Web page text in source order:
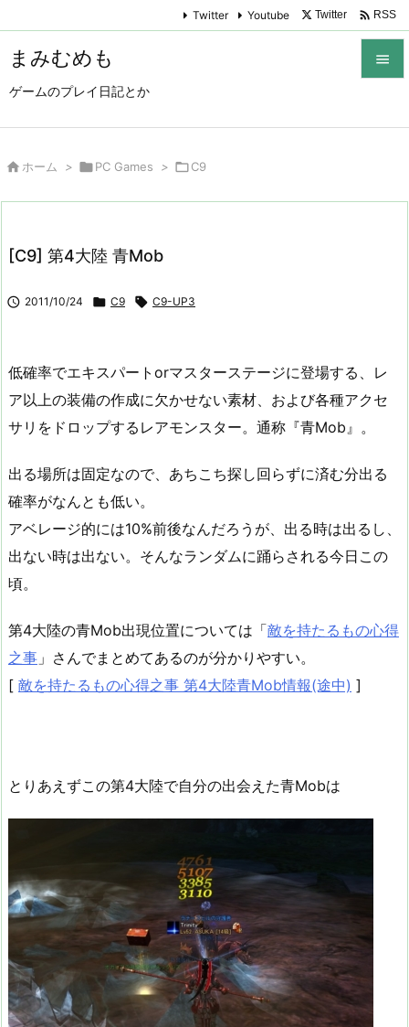
まみむめも
ゲームのプレイ日記とか

Twitter Youtube Twitter  RSS
 ホーム > PC Games > C9
[C9] 第4大陸 青Mob
 2011/10/24  C9  C9-UP3
低確率でエキスパートorマスターステージに登場する、レ
ア以上の装備の作成に欠かせない素材、および各種アクセ
サリをドロップするレアモンスター。通称『青Mob』。
出る場所は固定なので、あちこち探し回らずに済む分出る
確率がなんとも低い。
アベレージ的には10%前後なんだろうが、出る時は出るし、
出ない時は出ない。そんなランダムに踊らされる今日この
頃。
第4大陸の青Mob出現位置については「敵を持たるもの心得
之事 」さんでまとめてあるのが分かりやすい。
[ 敵を持たるもの心得之事 第4大陸青Mob情報(途中) ]
とりあえずこの第4大陸で自分の出会えた青Mobは